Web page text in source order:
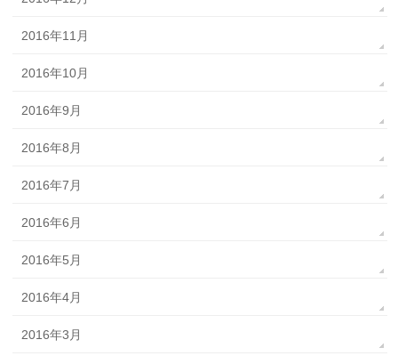
2016年11月
2016年10月
2016年9月
2016年8月
2016年7月
2016年6月
2016年5月
2016年4月
2016年3月